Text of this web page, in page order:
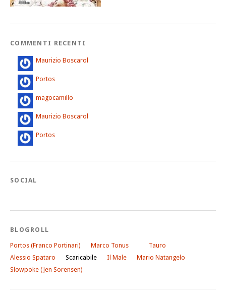
COMMENTI RECENTI
Maurizio Boscarol
Portos
magocamillo
Maurizio Boscarol
Portos
SOCIAL
BLOGROLL
Portos (Franco Portinari) Marco Tonus
Tauro
Alessio Spataro
Scaricabile Il Male
Mario Natangelo
Slowpoke (Jen Sorensen)